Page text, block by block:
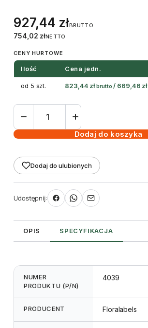
927,44 złBRUTTO
754,02 złNETTO
CENY HURTOWE
Ilość Cena jedn.
od 5 szt. 823,44 zł brutto / 669,46 zł
ilość
wieszana
100
x
149
mm
(1000szt.)
Dodaj do koszyka
Dodaj do ulubionych
Udostępnij:
OPIS SPECYFIKACJA
NUMER
PRODUKTU (P/N)
4039
PRODUCENT Floralabels